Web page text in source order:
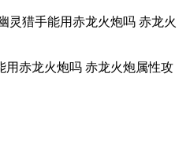
灵猎手能用赤龙火炮吗 赤龙火
用赤龙火炮吗 赤龙火炮属性攻